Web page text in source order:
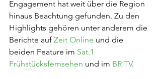
Engagement hat weit über die Region
hinaus Beachtung gefunden. Zu den
Highlights gehören unter anderem die
Berichte auf Zeit Online und die
beiden Feature im Sat.1
Frühstücksfernsehen und im BR TV.